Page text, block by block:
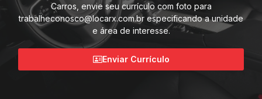
Carros, envie seu currículo com foto para
trabalheconosco@locarx.com.br especificando a unidade
e área de interesse.
Enviar Currículo